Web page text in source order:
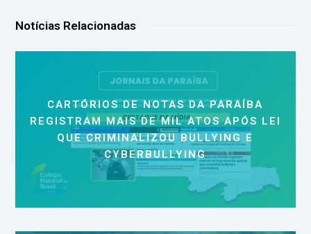
Notícias Relacionadas
CARTÓRIOS DE NOTAS DA PARAÍBA
REGISTRAM MAIS DE MIL ATOS APÓS LEI
QUE CRIMINALIZOU BULLYING E
CYBERBULLYING